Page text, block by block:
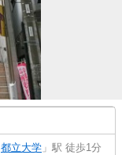
都立大学 」駅 徒歩1分